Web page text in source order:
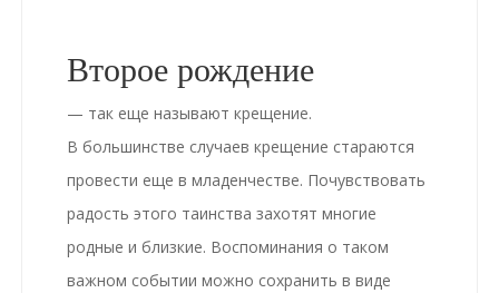
Второе рождение
— так еще называют крещение.
В большинстве случаев крещение стараются
провести еще в младенчестве. Почувствовать
радость этого таинства захотят многие
родные и близкие. Воспоминания о таком
важном событии можно сохранить в виде